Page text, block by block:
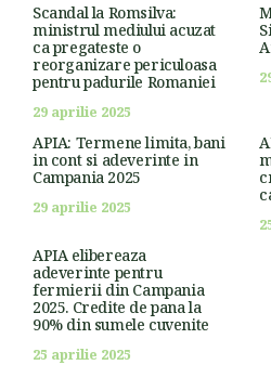
Scandal la Romsilva:
ministrul mediului acuzat
ca pregateste o
reorganizare periculoasa
pentru padurile Romaniei
29 aprilie 2025
APIA: Termene limita, bani
in cont si adeverinte in
Campania 2025
29 aprilie 2025
APIA elibereaza
adeverinte pentru
fermierii din Campania
2025. Credite de pana la
90% din sumele cuvenite
25 aprilie 2025